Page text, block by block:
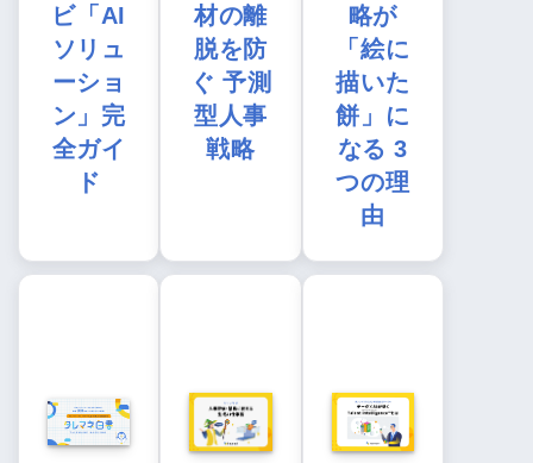
ビ「AI
ソリュ
ーショ
ン」完
全ガイ
ド
材の離
脱を防
ぐ 予測
型人事
戦略
略が
「絵に
描いた
餅」に
なる 3
つの理
由